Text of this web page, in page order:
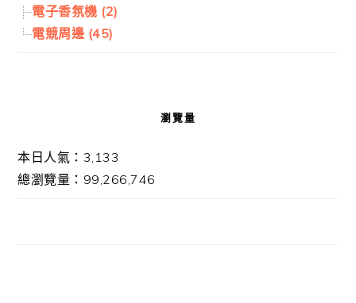
電子香氛機 (2)
電競周邊 (45)
瀏覽量
本日人氣：3,133
總瀏覽量：99,266,746